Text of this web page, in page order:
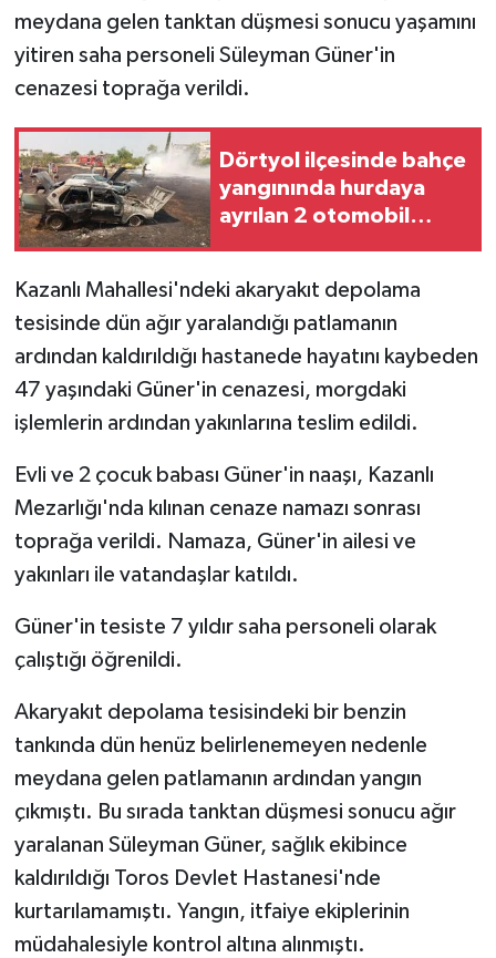
meydana gelen tanktan düşmesi sonucu yaşamını
yitiren saha personeli Süleyman Güner'in
cenazesi toprağa verildi.
Dörtyol ilçesinde bahçe
yangınında hurdaya
ayrılan 2 otomobil
Kazanlı Mahallesi'ndeki akaryakıt depolama
tesisinde dün ağır yaralandığı patlamanın
ardından kaldırıldığı hastanede hayatını kaybeden
47 yaşındaki Güner'in cenazesi, morgdaki
işlemlerin ardından yakınlarına teslim edildi.
Evli ve 2 çocuk babası Güner'in naaşı, Kazanlı
Mezarlığı'nda kılınan cenaze namazı sonrası
toprağa verildi. Namaza, Güner'in ailesi ve
yakınları ile vatandaşlar katıldı.
Güner'in tesiste 7 yıldır saha personeli olarak
çalıştığı öğrenildi.
Akaryakıt depolama tesisindeki bir benzin
tankında dün henüz belirlenemeyen nedenle
meydana gelen patlamanın ardından yangın
çıkmıştı. Bu sırada tanktan düşmesi sonucu ağır
yaralanan Süleyman Güner, sağlık ekibince
kaldırıldığı Toros Devlet Hastanesi'nde
kurtarılamamıştı. Yangın, itfaiye ekiplerinin
müdahalesiyle kontrol altına alınmıştı.